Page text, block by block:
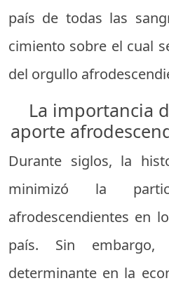
país de todas las
cimiento sobre el cual
del orgullo
La importancia
aporte
Durante siglos, la
minimizó la
afrodescendientes en
país. Sin
determinante en la